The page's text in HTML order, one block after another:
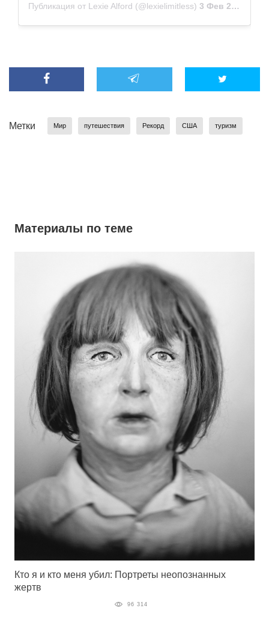
Публикация от Lexie Alford (@lexielimitless) 3 Фев 2016 в 6:34 PST
Метки Мир путешествия Рекорд США туризм
Материалы по теме
Кто я и кто меня убил: Портреты неопознанных
жертв
96 314